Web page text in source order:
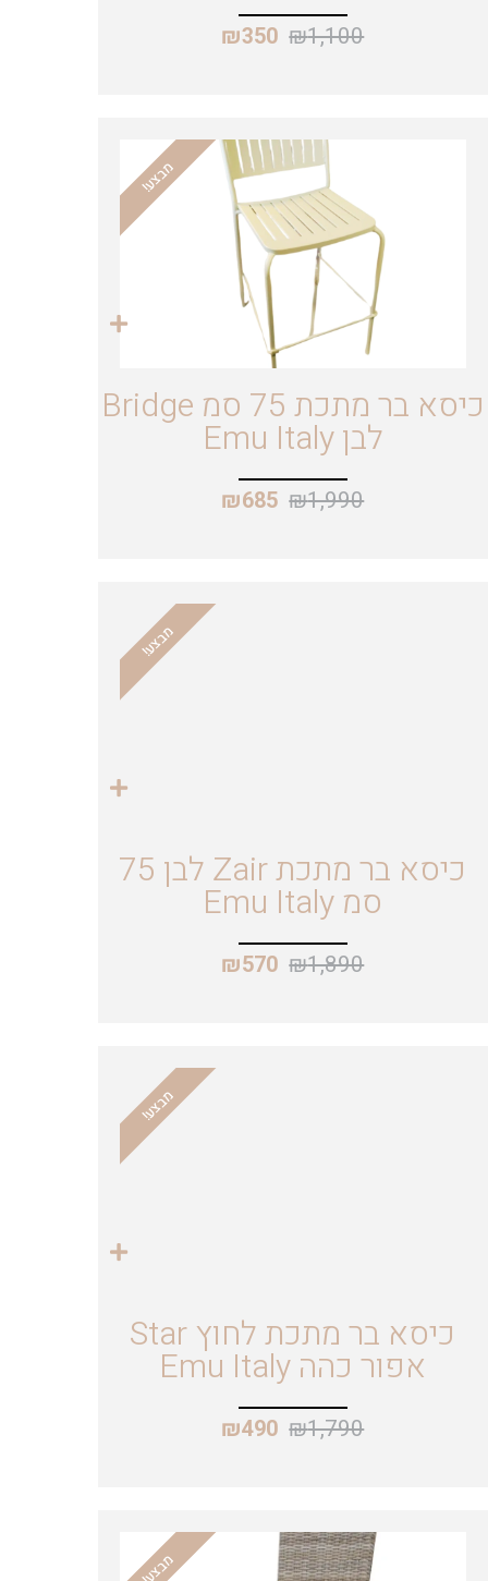
₪1,100
₪350
מבצע!
כיסא בר מתכת 75 סמ Bridge
לבן Emu Italy
₪1,990
₪685
מבצע!
כיסא בר מתכת Zair לבן 75
סמ Emu Italy
₪1,890
₪570
מבצע!
כיסא בר מתכת לחוץ Star
אפור כהה Emu Italy
₪1,790
₪490
מבצע!